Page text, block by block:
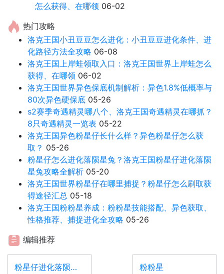
怎么获得、在哪领 06-02
热门攻略
洛克王国小丑豆豆怎么进化：小丑豆豆进化条件、进
化路径方法全攻略 06-08
洛克王国上岸蛙领取入口：洛克王国世界上岸蛙怎么
获得、在哪领 06-02
洛克王国世界异色保底机制解析：异色1.8%低概率与
80次异色硬保底 05-26
s2赛季奇遇精灵哪八个、洛克王国奇遇精灵在哪抓？
8只奇遇精灵一览表 05-22
洛克王国异色粉星仔长什么样？异色粉星仔怎么获
取？ 05-26
粉星仔怎么进化落陨星兔？洛克王国粉星仔进化落陨
星兔攻略全解析 05-20
洛克王国世界粉星仔在哪里捕捉？粉星仔怎么刷取获
得途径汇总 05-18
洛克王国粉粉星养成：粉粉星技能搭配、异色获取、
性格推荐、捕捉进化全攻略 05-26
编辑推荐
粉星仔进化落陨星兔 粉粉星